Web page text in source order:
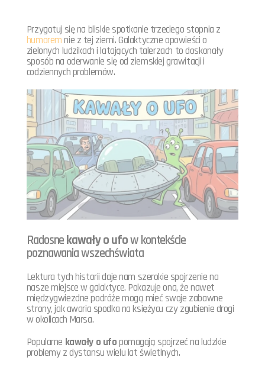
Przygotuj się na bliskie spotkanie trzeciego stopnia z
humoremnie z tej ziemi. Galaktyczne opowieści o
zielonych ludzikach i latających talerzach to doskonały
sposób na oderwanie się od ziemskiej grawitacji i
codziennych problemów.
Radosnekawały o ufow kontekście
poznawania wszechświata
Lektura tych historii daje nam szerokie spojrzenie na
nasze miejsce w galaktyce. Pokazuje ona, że nawet
międzygwiezdne podróże mogą mieć swoje zabawne
strony, jak awaria spodka na księżycu czy zgubienie drogi
w okolicach Marsa.
Popularne kawały o ufopomagają spojrzeć na ludzkie
problemy z dystansu wielu lat świetlnych.